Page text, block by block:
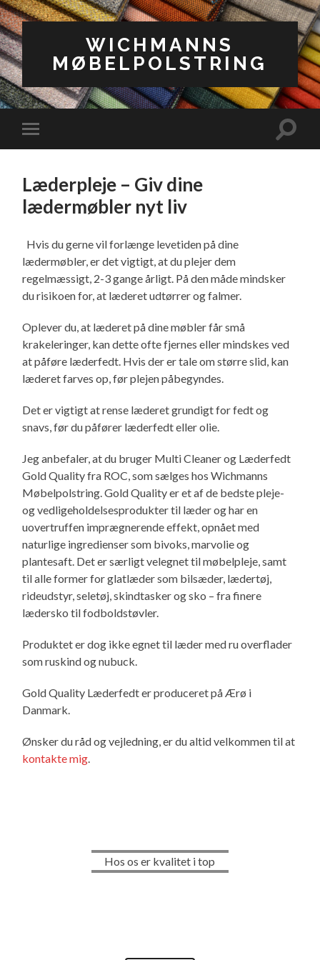
WICHMANNS
MØBELPOLSTRING
Toggle
mobile
Toggle
Læderpleje – Giv dine
lædermøbler nyt liv
Hvis du gerne vil forlænge levetiden på dine
lædermøbler, er det vigtigt, at du plejer dem
regelmæssigt, 2-3 gange årligt. På den måde mindsker
du risikoen for, at læderet udtørrer og falmer.
Oplever du, at læderet på dine møbler får små
krakeleringer, kan dette ofte fjernes eller mindskes ved
at påføre læderfedt. Hvis der er tale om større slid, kan
læderet farves op, før plejen påbegyndes.
Det er vigtigt at rense læderet grundigt for fedt og
snavs, før du påfører læderfedt eller olie.
Jeg anbefaler, at du bruger Multi Cleaner og Læderfedt
Gold Quality fra ROC, som sælges hos Wichmanns
Møbelpolstring. Gold Quality er et af de bedste pleje-
og vedligeholdelsesprodukter til læder og har en
uovertruffen imprægnerende effekt, opnået med
naturlige ingredienser som bivoks, marvolie og
plantesaft. Det er særligt velegnet til møbelpleje, samt
til alle former for glatlæder som bilsæder, lædertøj,
rideudstyr, seletøj, skindtasker og sko – fra finere
lædersko til fodboldstøvler.
Produktet er dog ikke egnet til læder med ru overflader
som ruskind og nubuck.
Gold Quality Læderfedt er produceret på Ærø i
Danmark.
Ønsker du råd og vejledning, er du altid velkommen til at
kontakte mig
Hos os er kvalitet i top